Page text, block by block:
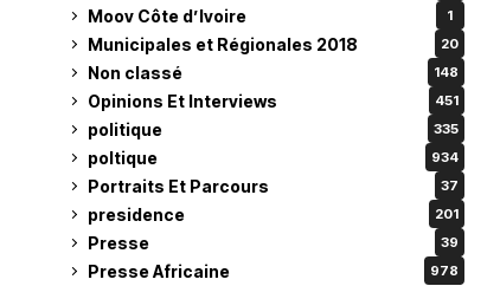
Moov Côte d’Ivoire 1
Municipales et Régionales 2018 20
Non classé 148
Opinions Et Interviews 451
politique 335
poltique 934
Portraits Et Parcours 37
presidence 201
Presse 39
Presse Africaine 978